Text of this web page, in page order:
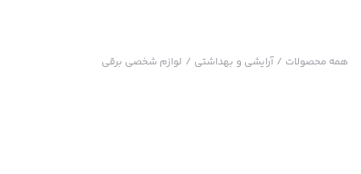
همه محصولات / آرایشی و بهداشتی / لوازم شخصی برقی